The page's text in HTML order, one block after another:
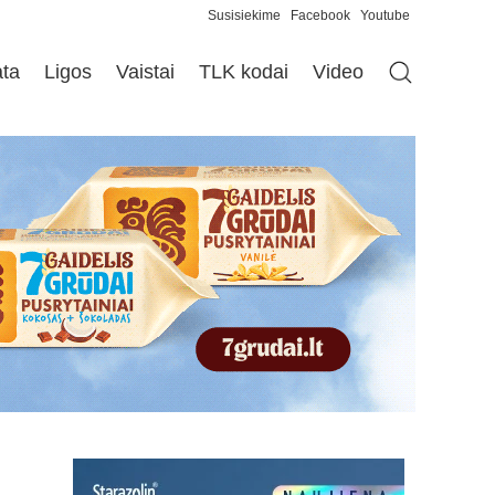
Susisiekime Facebook Youtube
Ligos Vaistai TLK kodai Video